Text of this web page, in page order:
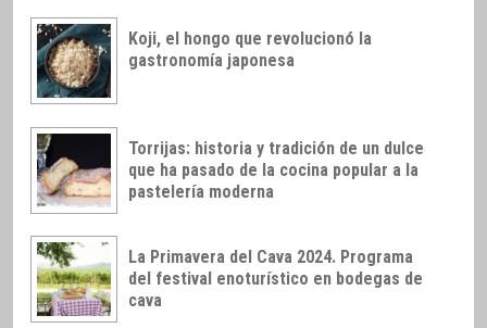
Koji, el hongo que revolucionó la
gastronomía japonesa
Torrijas: historia y tradición de un dulce
que ha pasado de la cocina popular a la
pastelería moderna
La Primavera del Cava 2024. Programa
del festival enoturístico en bodegas de
cava